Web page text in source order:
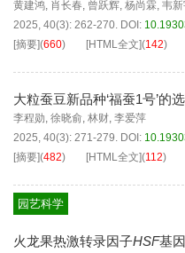
黄建鸿, 肖长春, 曾跃辉, 杨尚霖, 韦
2025, 40(3): 262-270. DOI:
[摘要](660) [HTML全文](142)
大粒蚕豆新品种‘福蚕1号’的
李程勋, 徐晓俞, 林财, 李爱萍
2025, 40(3): 271-279. DOI:
[摘要](482) [HTML全文](112)
园艺科学
火龙果热激转录因子HSF基